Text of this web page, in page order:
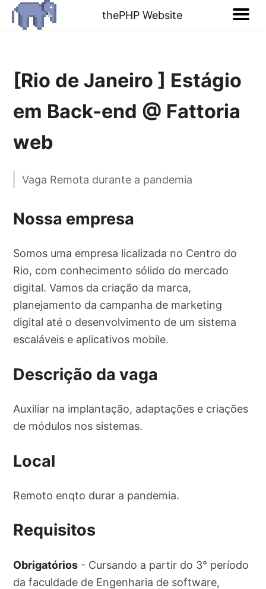
thePHP Website
[Rio de Janeiro ] Estágio
em Back-end @ Fattoria
web
Vaga Remota durante a pandemia
Nossa empresa
Somos uma empresa licalizada no Centro do
Rio, com conhecimento sólido do mercado
digital. Vamos da criação da marca,
planejamento da campanha de marketing
digital até o desenvolvimento de um sistema
escaláveis e aplicativos mobile.
Descrição da vaga
Auxiliar na implantação, adaptações e criações
de módulos nos sistemas.
Local
Remoto enqto durar a pandemia.
Requisitos
Obrigatórios - Cursando a partir do 3° período
da faculdade de Engenharia de software,